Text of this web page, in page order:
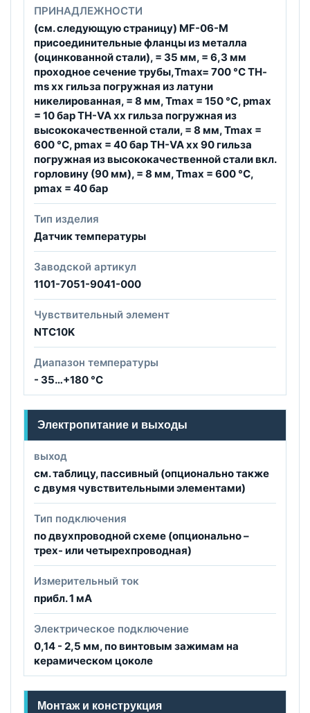
ПРИНАДЛЕЖНОСТИ
(см. следующую страницу) MF-06-M
присоединительные фланцы из металла
(оцинкованной стали), = 35 мм, = 6,3 мм
проходное сечение трубы,Tmax= 700 °C TH-
ms xx гильза погружная из латуни
никелированная, = 8 мм, Tmax = 150 °C, pmax
= 10 бар TH-VA xx гильза погружная из
высококачественной стали, = 8 мм, Tmax =
600 °C, pmax = 40 бар TH-VA xx 90 гильза
погружная из высококачественной стали вкл.
горловину (90 мм), = 8 мм, Tmax = 600 °C,
pmax = 40 бар
Тип изделия
Датчик температуры
Заводской артикул
1101-7051-9041-000
Чувствительный элемент
NTC10K
Диапазон температуры
- 35…+180 °C
Электропитание и выходы
выход
см. таблицу, пассивный (опционально также
с двумя чувствительными элементами)
Тип подключения
по двухпроводной схеме (опционально –
трех- или четырехпроводная)
Измерительный ток
прибл. 1 мА
Электрическое подключение
0,14 - 2,5 мм, по винтовым зажимам на
керамическом цоколе
Монтаж и конструкция